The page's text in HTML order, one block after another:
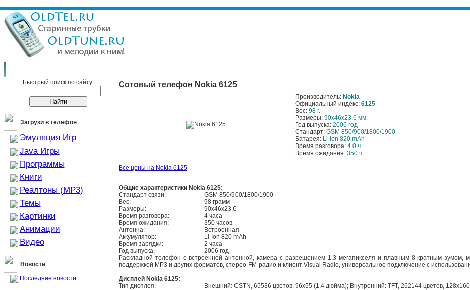
Быстрый поиск по сайту:
Загрузи в телефон
Эмуляция Игр
Java Игры
Программы
Книги
Реалтоны (MP3)
Темы
Картинки
Анимации
Видео
Новости
Последние новости
Сотовый телефон Nokia 6125
Производитель: Nokia
Официальный индекс: 6125
Вес: 98 г.
Размеры: 90х46х23,6 мм.
Год выпуска: 2006 год
Стандарт: GSM 850/900/1800/1900
Батарея: Li-Ion 820 mAh
Время разговора: 4.0 ч.
Время ожидания: 350 ч.
Все цены на Nokia 6125
Общие характеристики Nokia 6125:
Стандарт связи:
GSM 850/900/1800/1900
Вес:
98 грамм
Размеры:
90х46х23,6
Время разговора:
4 часа
Время ожидания:
350 часов
Антенна:
Встроенная
Аккумулятор:
Li-Ion 820 mAh
Время зарядки:
2 часа
Год выпуска:
2006 год
Раскладной телефон с встроенной антенной, камера с разрешением 1,3 мегапикселя и плавным 8-кратным зумом,
поддержкой MP3 и других форматов, стерео-FM-радио и клиент Visual Radio, универсальное подключение с
Дисплей Nokia 6125:
Тип дисплея:
Внешний: CSTN, 65536 цветов, 96х55 (1,4 дюйма); Внутренний: TFT, 262144 цветов,